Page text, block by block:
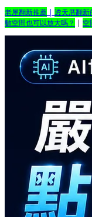
老屋翻新推薦 | 透天厝翻新
數空間也可以放大嗎？ | 空